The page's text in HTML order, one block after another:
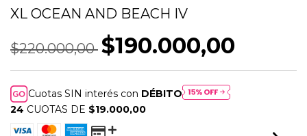
XL OCEAN AND BEACH IV
$220.000,00 $190.000,00
Cuotas SIN interés con DÉBITO
24 CUOTAS DE $19.000,00